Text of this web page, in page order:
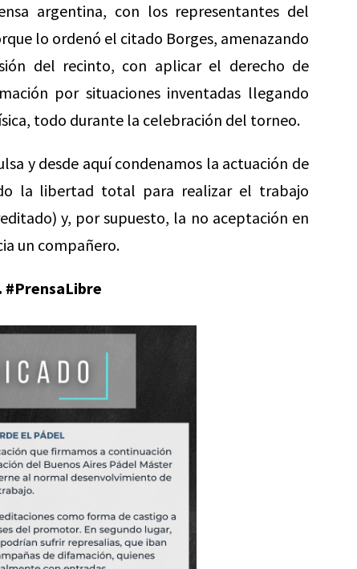
argentina, con los representantes del
lo ordenó el citado Borges, amenazando
del recinto, con aplicar el derecho de
por situaciones inventadas llegando
todo durante la celebración del torneo.
y desde aquí condenamos la actuación de
la libertad total para realizar el trabajo
y, por supuesto, la no aceptación en
un compañero.
#PrensaLibre